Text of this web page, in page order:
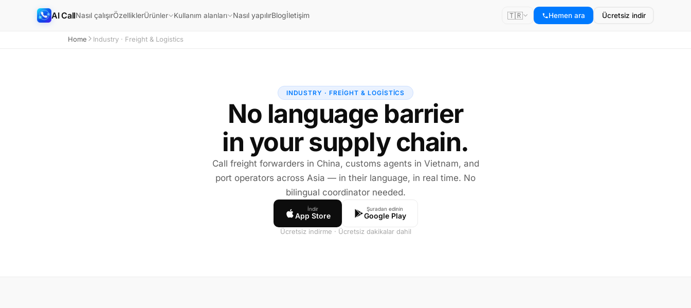
AI CallNasıl çalışırÖzelliklerÜrünler Kullanım alanları Nasıl yapılırBlogİletişim 🇹🇷 Hemen ara Ücretsiz indir
Home Industry · Freight & Logistics
INDUSTRY · FREIGHT & LOGISTICS
No language barrier
in your supply chain.
Call freight forwarders in China, customs agents in Vietnam, and
port operators across Asia — in their language, in real time. No
bilingual coordinator needed.
İndir
App Store
Şuradan edinin
Google Play
Ücretsiz indirme · Ücretsiz dakikalar dahil